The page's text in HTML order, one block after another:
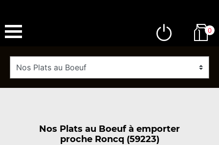
0
Nos Plats au Boeuf à emporter
proche Roncq (59223)